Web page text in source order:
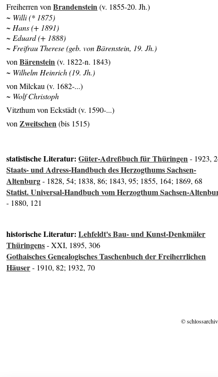
Freiherren vonBrandenstein(v. 1855-20. Jh.)
~ Willi (* 1875)
~ Hans (+ 1891)
~ Eduard (+ 1888)
~ Freifrau Therese (geb. von Bärenstein, 19. Jh.)
vonBärenstein(v. 1822-n. 1843)
~ Wilhelm Heinrich (19. Jh.)
von Milckau (v. 1682-...)
~ Wolf Christoph
Vitzthum von Eckstädt (v. 1590-...)
vonZweitschen(bis 1515)
statistische Literatur:Güter-Adreßbuch für Thüringen- 1923,
Staats- und Adress-Handbuch des Herzogthums Sachsen-
Altenburg- 1828, 54; 1838, 86; 1843, 95; 1855, 164; 1869, 68
Statist. Universal-Handbuch vom Herzogthum Sachsen-
- 1880, 121
historische Literatur:Lehfeldt's Bau- und Kunst-Denkmäler
Thüringens- XXI, 1895, 306
Gothaisches Genealogisches Taschenbuch der Freiherrlichen
Häuser- 1910, 82; 1932, 70
©